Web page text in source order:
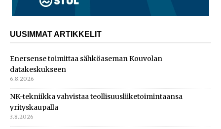
UUSIMMAT ARTIKKELIT
Enersense toimittaa sähköaseman Kouvolan
datakeskukseen
6.8.2026
NK-tekniikka vahvistaa teollisuusliiketoimintaansa
yrityskaupalla
3.8.2026